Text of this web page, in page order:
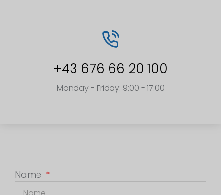
+43 676 66 20 100
Monday - Friday: 9:00 - 17:00
Name